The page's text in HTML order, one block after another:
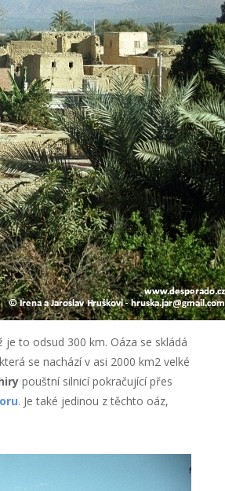
je to odsud 300 km. Oáza se skládá
se nachází v asi 2000 km2 velké
pouštní silnicí pokračující přes
. Je také jedinou z těchto oáz,